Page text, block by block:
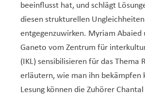
beeinflusst hat, und schlägt
diesen strukturellen Ungleichheiten
entgegenzuwirken. Myriam Abaied
Ganeto vom Zentrum für
(IKL) sensibilisieren für das Thema
erläutern, wie man ihn bekämpfen
Lesung können die Zuhörer